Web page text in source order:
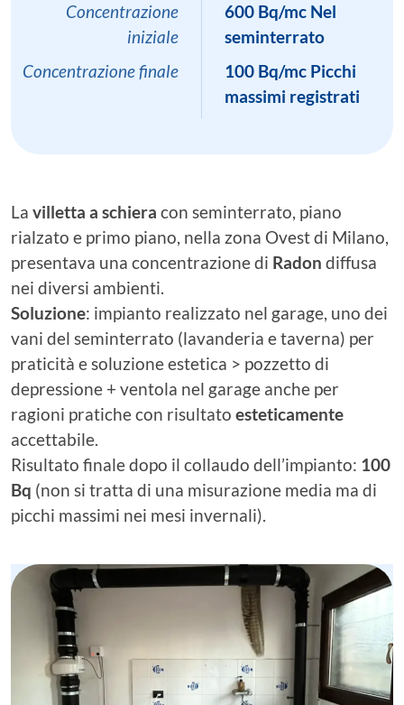
Concentrazione
iniziale
600 Bq/mc Nel
seminterrato
Concentrazione finale
100 Bq/mc Picchi
massimi registrati
La villetta a schiera con seminterrato, piano
rialzato e primo piano, nella zona Ovest di Milano,
presentava una concentrazione di Radon diffusa
nei diversi ambienti.
Soluzione: impianto realizzato nel garage, uno dei
vani del seminterrato (lavanderia e taverna) per
praticità e soluzione estetica > pozzetto di
depressione + ventola nel garage anche per
ragioni pratiche con risultato esteticamente
accettabile.
Risultato finale dopo il collaudo dell’impianto: 100
Bq (non si tratta di una misurazione media ma di
picchi massimi nei mesi invernali).